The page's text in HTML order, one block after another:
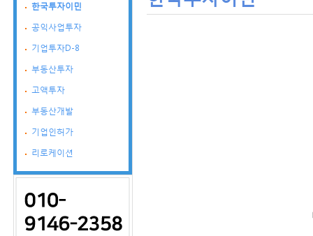
한국투자이민
공익사업투자
기업투자D-8
부동산투자
고액투자
부동산개발
기업인허가
리로케이션